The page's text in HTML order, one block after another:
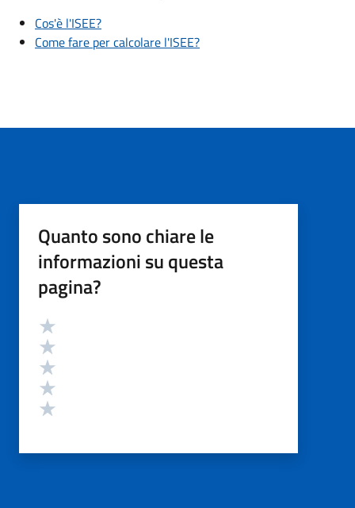
Cos'è l'ISEE?
Come fare per calcolare l'ISEE?
Quanto sono chiare le
informazioni su questa
pagina?
Valutazione